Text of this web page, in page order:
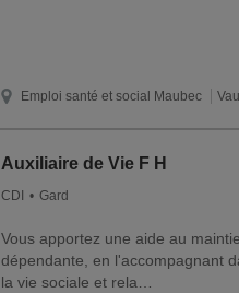
Emploi santé et social Maubec
Auxiliaire de Vie F H
CDI Gard
Vous apportez une aide au
dépendante, en l'accompagnant
la vie sociale et rela…